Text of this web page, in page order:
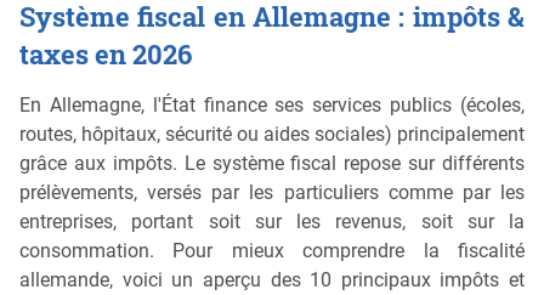
Système fiscal en Allemagne : impôts &
taxes en 2026
En Allemagne, l'État finance ses services publics (écoles,
routes, hôpitaux, sécurité ou aides sociales) principalement
grâce aux impôts. Le système fiscal repose sur différents
prélèvements, versés par les particuliers comme par les
entreprises, portant soit sur les revenus, soit sur la
consommation. Pour mieux comprendre la fiscalité
allemande, voici un aperçu des 10 principaux impôts et